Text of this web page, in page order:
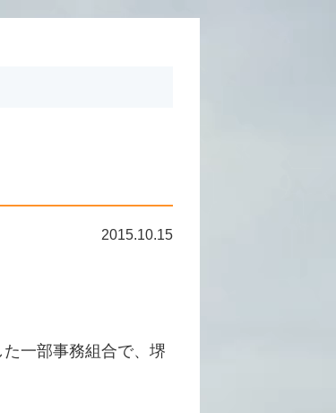
2015.10.15
一部事務組合で、堺